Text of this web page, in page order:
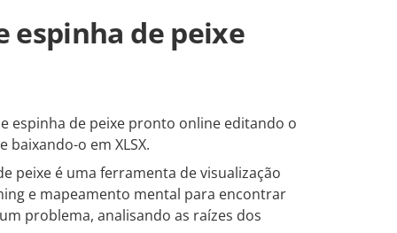
espinha de peixe
espinha de peixe pronto online editando o
o em XLSX.
peixe é uma ferramenta de visualização
e mapeamento mental para encontrar
problema, analisando as raízes dos